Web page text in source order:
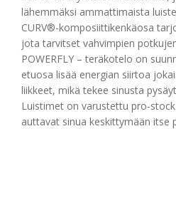
lähemmäksi ammattimaista
CURV®-komposiittikenkäosa
jota tarvitset vahvimpien
POWERFLY – teräkotelo on
etuosa lisää energian siirtoa
liikkeet, mikä tekee sinusta
Luistimet on varustettu pro-
auttavat sinua keskittymään itse